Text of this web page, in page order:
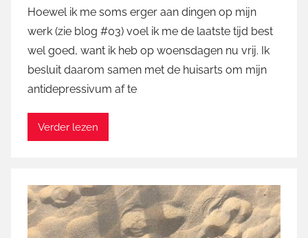
o
r
M
a
Hoewel ik me soms erger aan dingen op mijn
werk (zie blog #03) voel ik me de laatste tijd best
wel goed, want ik heb op woensdagen nu vrij. Ik
besluit daarom samen met de huisarts om mijn
antidepressivum af te
Verder lezen